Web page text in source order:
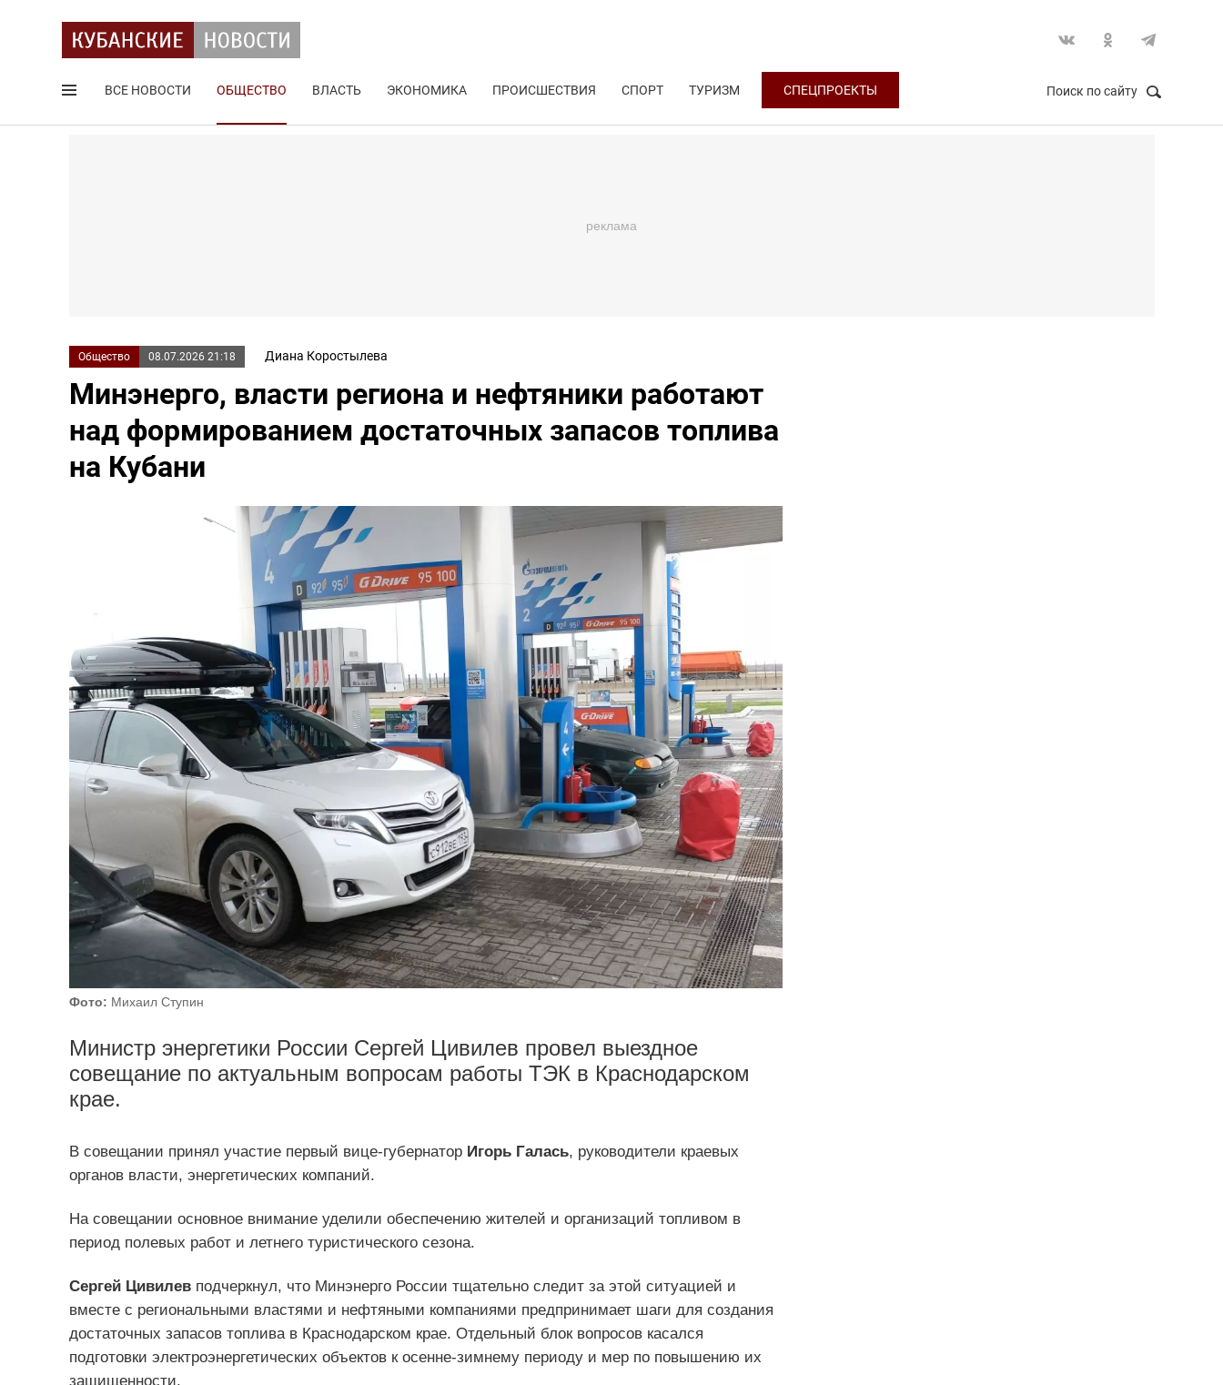
ВСЕ НОВОСТИ ОБЩЕСТВО ВЛАСТЬ ЭКОНОМИКА ПРОИСШЕСТВИЯ СПОРТ ТУРИЗМ СПЕЦПРОЕКТЫ Поиск по сайту
Общество 08.07.2026 21:18 Диана Коростылева
Минэнерго, власти региона и нефтяники работают
над формированием достаточных запасов топлива
на Кубани
Фото: Михаил Ступин
Министр энергетики России Сергей Цивилев провел выездное
совещание по актуальным вопросам работы ТЭК в Краснодарском
крае.
В совещании принял участие первый вице-губернатор Игорь Галась, руководители краевых
органов власти, энергетических компаний.
На совещании основное внимание уделили обеспечению жителей и организаций топливом в
период полевых работ и летнего туристического сезона.
Сергей Цивилев подчеркнул, что Минэнерго России тщательно следит за этой ситуацией и
вместе с региональными властями и нефтяными компаниями предпринимает шаги для создания
достаточных запасов топлива в Краснодарском крае. Отдельный блок вопросов касался
подготовки электроэнергетических объектов к осенне-зимнему периоду и мер по повышению их
защищенности.